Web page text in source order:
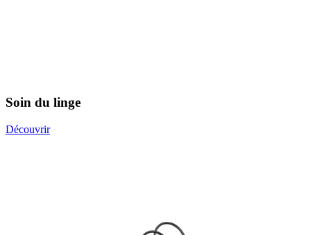
Soin du linge
Découvrir